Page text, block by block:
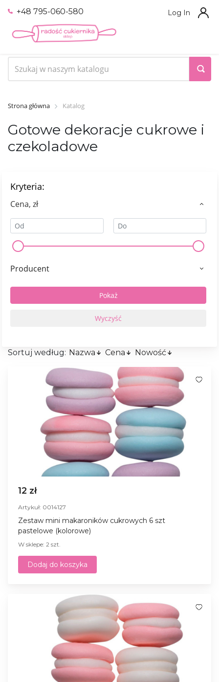
+48 795-060-580 Log In
Strona główna Katalog
Gotowe dekoracje cukrowe i
czekoladowe
Kryteria:
Сena, zł
Producent
Sortuj według: Nazwa Cena Nowość
12 zł
Artykuł: 0014127
Zestaw mini makaroników cukrowych 6 szt
pastelowe (kolorowe)
W sklepe: 2 szt.
Dodaj do koszyka